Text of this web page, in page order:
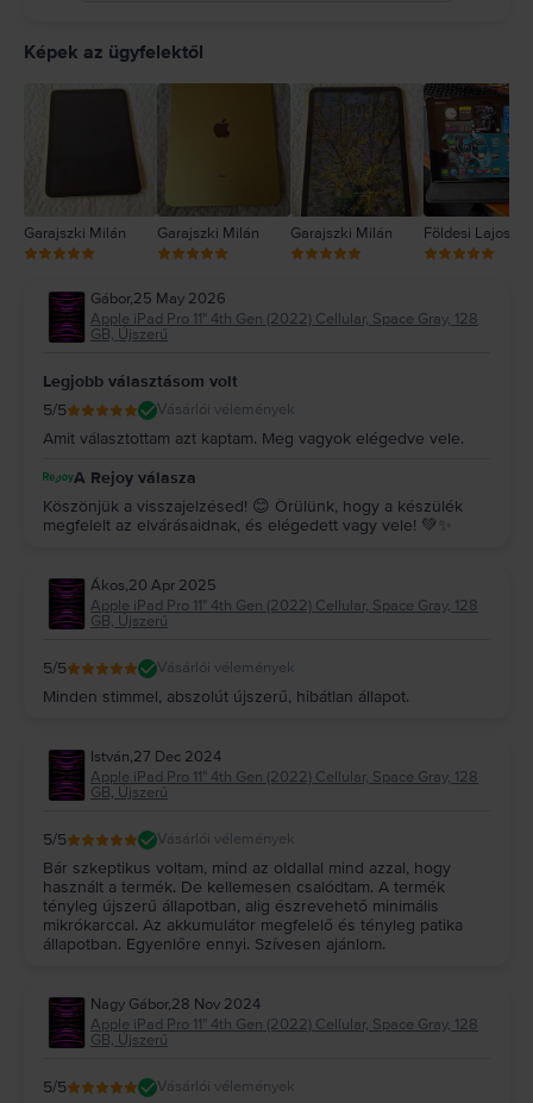
Képek az ügyfelektől
Garajszki Milán Garajszki Milán Garajszki Milán Földesi Lajos
Gábor,25 May 2026
Apple iPad Pro 11" 4th Gen (2022) Cellular, Space Gray, 128
GB, Újszerű
Legjobb választásom volt
5/5 Vásárlói vélemények
Amit választottam azt kaptam. Meg vagyok elégedve vele.
A Rejoy válasza
Köszönjük a visszajelzésed! 😊 Örülünk, hogy a készülék
megfelelt az elvárásaidnak, és elégedett vagy vele! 💚✨
Ákos,20 Apr 2025
Apple iPad Pro 11" 4th Gen (2022) Cellular, Space Gray, 128
GB, Újszerű
5/5 Vásárlói vélemények
Minden stimmel, abszolút újszerű, hibátlan állapot.
István,27 Dec 2024
Apple iPad Pro 11" 4th Gen (2022) Cellular, Space Gray, 128
GB, Újszerű
5/5 Vásárlói vélemények
Bár szkeptikus voltam, mind az oldallal mind azzal, hogy
használt a termék. De kellemesen csalódtam. A termék
tényleg újszerű állapotban, alig észrevehető minimális
mikrókarccal. Az akkumulátor megfelelő és tényleg patika
állapotban. Egyenlőre ennyi. Szívesen ajánlom.
Nagy Gábor,28 Nov 2024
Apple iPad Pro 11" 4th Gen (2022) Cellular, Space Gray, 128
GB, Újszerű
5/5 Vásárlói vélemények